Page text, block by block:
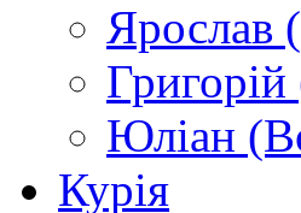
Ярослав
Юліан
Курія